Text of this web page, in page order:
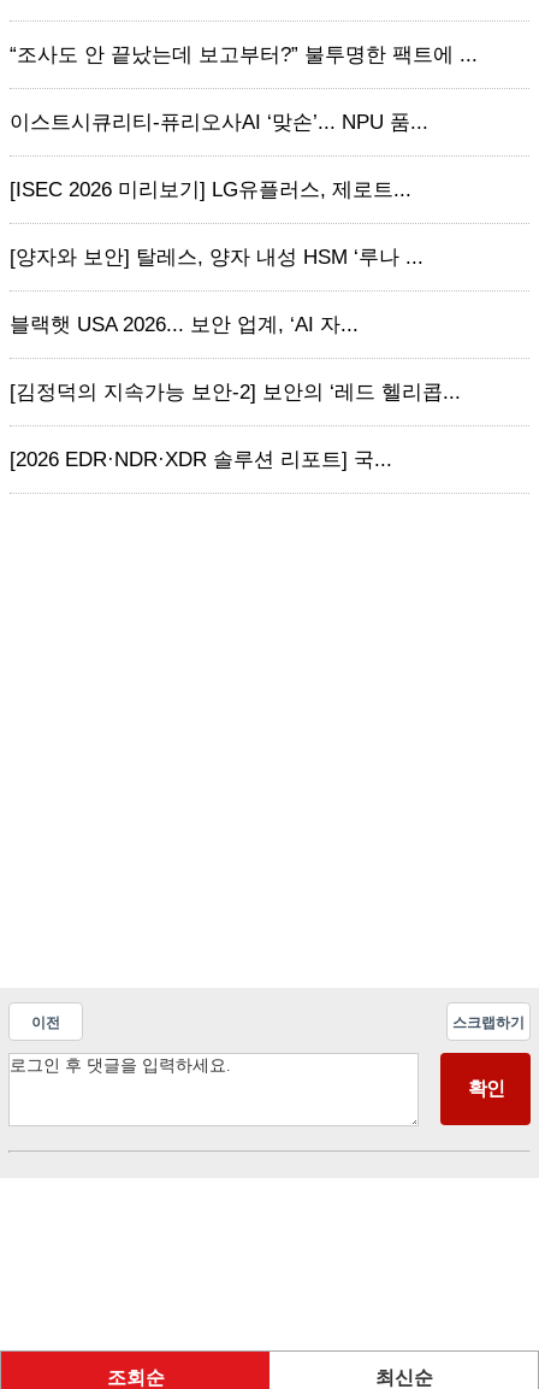
“조사도 안 끝났는데 보고부터?” 불투명한 팩트에 ...
이스트시큐리티-퓨리오사AI ‘맞손’... NPU 품...
[ISEC 2026 미리보기] LG유플러스, 제로트...
[양자와 보안] 탈레스, 양자 내성 HSM ‘루나 ...
블랙햇 USA 2026... 보안 업계, ‘AI 자...
[김정덕의 지속가능 보안-2] 보안의 ‘레드 헬리콥...
[2026 EDR·NDR·XDR 솔루션 리포트] 국...
이전 스크랩하기
조회순 최신순